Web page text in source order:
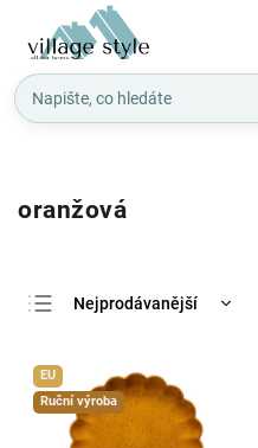
oranžová
Nejprodávanější
Nejdražší
Abecedně
EU
Ruční výroba